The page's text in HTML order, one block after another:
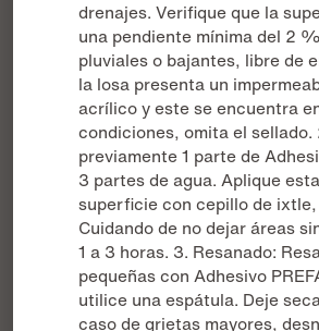
drenajes. Verifique que la
una pendiente mínima del 2
pluviales o bajantes, libre de
la losa presenta un
acrílico y este se encuentra
condiciones, omita el sellado.
previamente 1 parte de
3 partes de agua. Aplique
superficie con cepillo de
Cuidando de no dejar áreas
1 a 3 horas. 3. Resanado:
pequeñas con Adhesivo
utilice una espátula. Deje
caso de grietas mayores,